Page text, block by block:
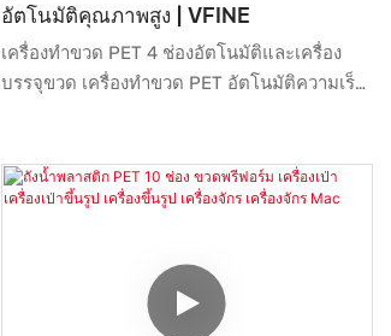
อัตโนมัติคุณภาพสูง | VFINE
เครื่องทำขวด PET 4 ช่องอัตโนมัติและเครื่อง
บรรจุขวด เครื่องทำขวด PET อัตโนมัติความเร็ว
ความจุขวดตั้งแต่ 100 มล. ถึง 3.5 ลิตร เครื่องมี
ความทนทาน เสียงรบกวนต่ำ และค่าบำรุงรักษา
สวยงาม ผิวขวดสวยงาม แสงสว่างสูง ควบคุมด้วย
เซอร์โวเต็มรูปแบบสำหรับการขึ้นรูป ถ่ายโอน
และยืด คุณภาพการผลิตขวดสูง คอขวดใหญ่: